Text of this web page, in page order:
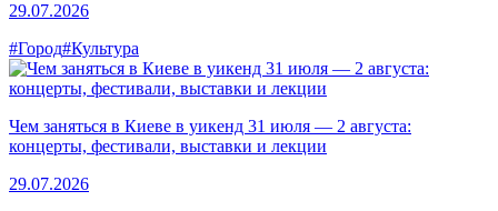
29.07.2026
#Город#Культура
Чем заняться в Киеве в уикенд 31 июля — 2 августа:
концерты, фестивали, выставки и лекции
29.07.2026